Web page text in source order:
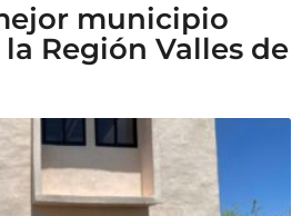
municipio
Región Valles de